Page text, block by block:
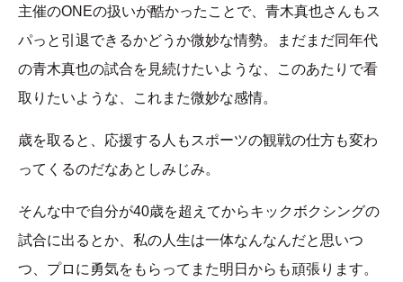
主催のONEの扱いが酷かったことで、青木真也さんもス
パっと引退できるかどうか微妙な情勢。まだまだ同年代
の青木真也の試合を見続けたいような、このあたりで看
取りたいような、これまた微妙な感情。
歳を取ると、応援する人もスポーツの観戦の仕方も変わ
ってくるのだなあとしみじみ。
そんな中で自分が40歳を超えてからキックボクシングの
試合に出るとか、私の人生は一体なんなんだと思いつ
つ、プロに勇気をもらってまた明日からも頑張ります。